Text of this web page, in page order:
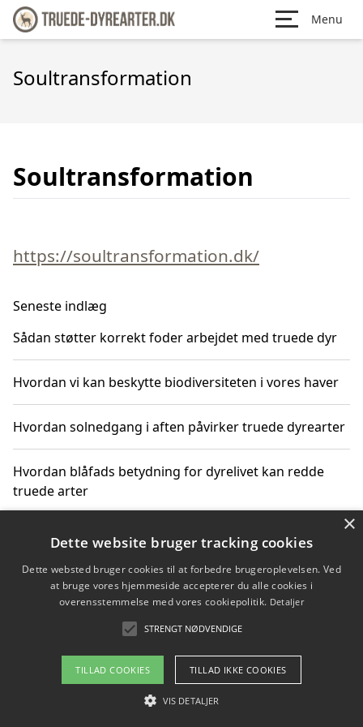
Menu
Soultransformation
Soultransformation
https://soultransformation.dk/
Seneste indlæg
Sådan støtter korrekt foder arbejdet med truede dyr
Hvordan vi kan beskytte biodiversiteten i vores haver
Hvordan solnedgang i aften påvirker truede dyrearter
Hvordan blåfads betydning for dyrelivet kan redde
truede arter
Hvordan kan gaver til unge voksne støtte bevarelsen
Copyright 2026 - Pilanto Aps
Om / kontakt
Blog Betingelser
×
Dette website bruger tracking cookies
Dette websted bruger cookies til at forbedre brugeroplevelsen. Ved
at bruge vores hjemmeside accepterer du alle cookies i
overensstemmelse med vores cookiepolitik. Detaljer
STRENGT NØDVENDIGE
TILLAD COOKIES TILLAD IKKE COOKIES
VIS DETALJER